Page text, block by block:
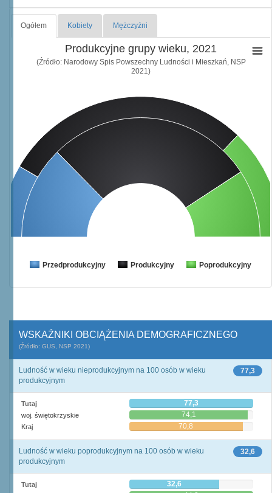
Ogółem Kobiety Mężczyźni
Produkcyjne grupy wieku, 2021
(Źródło: Narodowy Spis Powszechny Ludności i Mieszkań, NSP
2021)
Przedprodukcyjny Produkcyjny Poprodukcyjny
WSKAŹNIKI OBCIĄŻENIA DEMOGRAFICZNEGO
(Źródło: GUS, NSP 2021)
77,3
Ludność w wieku nieprodukcyjnym na 100 osób w wieku
produkcyjnym
Tutaj 77,3
woj. świętokrzyskie 74,1
Kraj 70,8
32,6
Ludność w wieku poprodukcyjnym na 100 osób w wieku
produkcyjnym
Tutaj 32,6